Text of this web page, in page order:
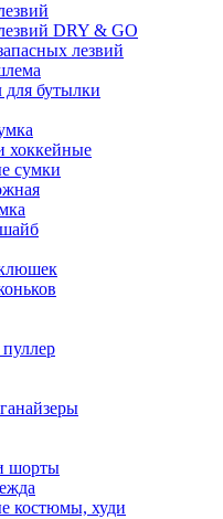
DRY & GO
лезвий
для бутылки
хоккейные
сумки
шорты
костюмы, худи